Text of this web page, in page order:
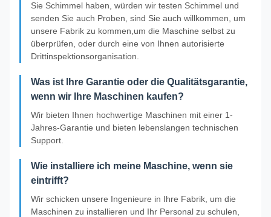
Sie Schimmel haben, würden wir testen Schimmel und
senden Sie auch Proben, sind Sie auch willkommen, um
unsere Fabrik zu kommen,um die Maschine selbst zu
überprüfen, oder durch eine von Ihnen autorisierte
Drittinspektionsorganisation.
Was ist Ihre Garantie oder die Qualitätsgarantie,
wenn wir Ihre Maschinen kaufen?
Wir bieten Ihnen hochwertige Maschinen mit einer 1-
Jahres-Garantie und bieten lebenslangen technischen
Support.
Wie installiere ich meine Maschine, wenn sie
eintrifft?
Wir schicken unsere Ingenieure in Ihre Fabrik, um die
Maschinen zu installieren und Ihr Personal zu schulen,